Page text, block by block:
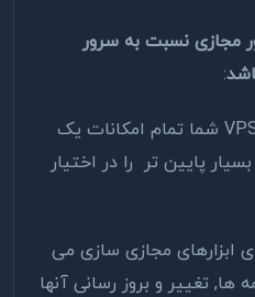
مجازی نسبت به سرور
:
با داشتن VPS شما تمام امکانات یک
پایین تر را در اختیار
ی ابزارهای مجازی سازی می
ها, تغییر و بروز رسانی آنها